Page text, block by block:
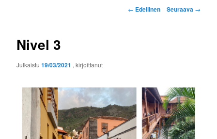
Artikkelien
← Edellinen Seuraava →
Nivel 3
Julkaistu19/03/2021 , kirjoittanut